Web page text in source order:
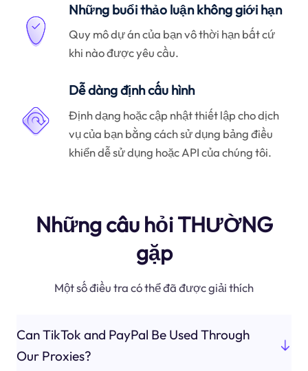
Những buổi thảo luận không giới hạn
Quy mô dự án của bạn vô thời hạn bất cứ
khi nào được yêu cầu.
Dễ dàng định cấu hình
Định dạng hoặc cập nhật thiết lập cho dịch
vụ của bạn bằng cách sử dụng bảng điều
khiển dễ sử dụng hoặc API của chúng tôi.
Những câu hỏi THƯỜNG
gặp
Một số điều tra có thể đã được giải thích
Can TikTok and PayPal Be Used Through
Our Proxies?